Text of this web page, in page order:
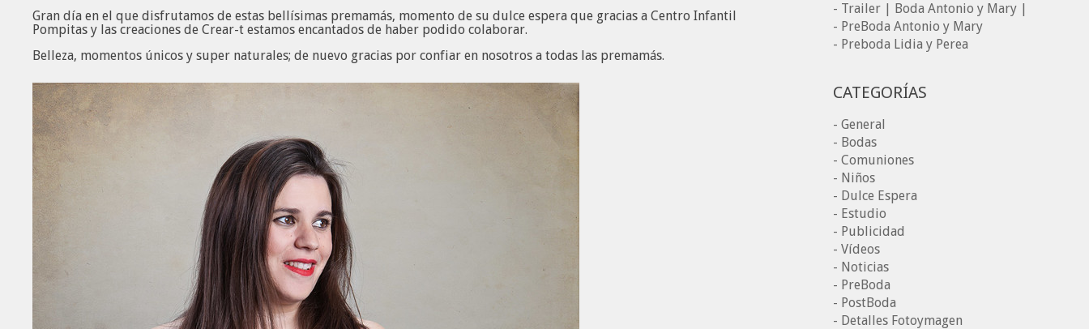
Gran día en el que disfrutamos de estas bellísimas premamás, momento de su dulce espera que gracias a Centro Infantil
Pompitas y las creaciones de Crear-t estamos encantados de haber podido colaborar.
Belleza, momentos únicos y super naturales; de nuevo gracias por confiar en nosotros a todas las premamás.
- Trailer | Boda Antonio y Mary |
- PreBoda Antonio y Mary
- Preboda Lidia y Perea
CATEGORÍAS
- General
- Bodas
- Comuniones
- Niños
- Dulce Espera
- Estudio
- Publicidad
- Vídeos
- Noticias
- PreBoda
- PostBoda
- Detalles Fotoymagen